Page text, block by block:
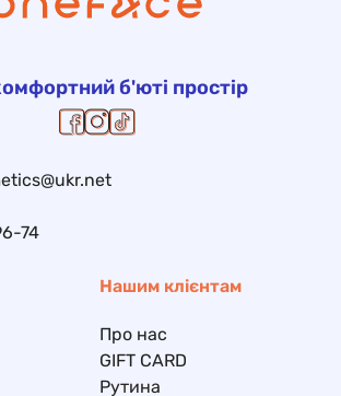
б'юті простір
74
Нашим клієнтам
Про нас
GIFT CARD
Рутина